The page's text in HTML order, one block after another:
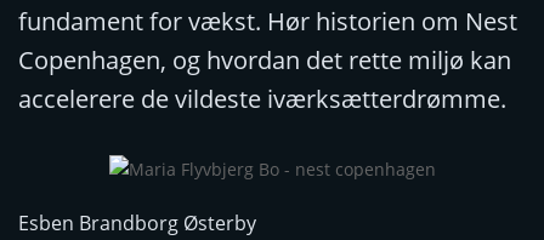
fundament for vækst. Hør historien om Nest
Copenhagen, og hvordan det rette miljø kan
accelerere de vildeste iværksætterdrømme.
Esben Brandborg Østerby